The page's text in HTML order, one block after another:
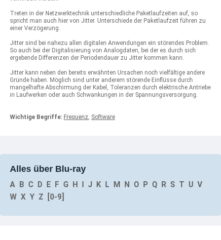
Treten in der Netzwerktechnik unterschiedliche Paketlaufzeiten auf, so
spricht man auch hier von Jitter. Unterschiede der Paketlaufzeit führen zu
einer Verzögerung.
Jitter sind bei nahezu allen digitalen Anwendungen ein störendes Problem.
So auch bei der Digitalisierung von Analogdaten, bei der es durch sich
ergebende Differenzen der Periodendauer zu Jitter kommen kann.
Jitter kann neben den bereits erwähnten Ursachen noch vielfältige andere
Gründe haben. Möglich sind unter anderem störende Einflüsse durch
mangelhafte Abschirmung der Kabel, Toleranzen durch elektrische Antriebe
in Laufwerken oder auch Schwankungen in der Spannungsversorgung.
Wichtige Begriffe: Frequenz, Software
Alles über Blu-ray
A B C D E F G H J K L M N O P Q R S T U V
W X Y Z [0-9]